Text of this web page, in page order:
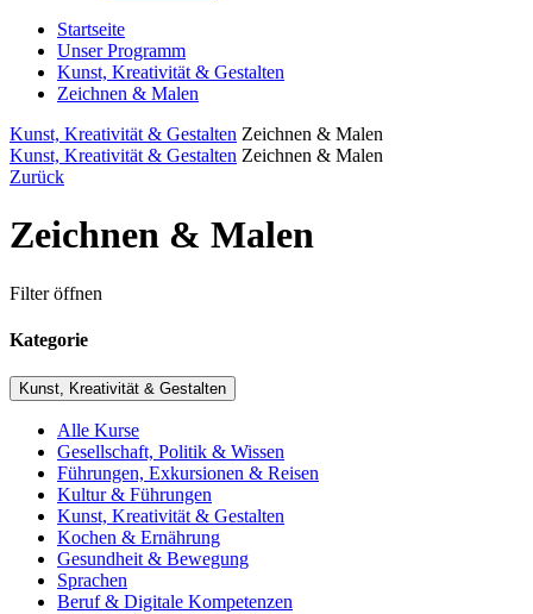
Startseite
Unser Programm
Kunst, Kreativität & Gestalten
Zeichnen & Malen
Kunst, Kreativität & Gestalten Zeichnen & Malen
Kunst, Kreativität & Gestalten Zeichnen & Malen
Zurück
Zeichnen & Malen
Filter öffnen
Kategorie
Kunst, Kreativität & Gestalten
Alle Kurse
Gesellschaft, Politik & Wissen
Führungen, Exkursionen & Reisen
Kultur & Führungen
Kunst, Kreativität & Gestalten
Kochen & Ernährung
Gesundheit & Bewegung
Sprachen
Beruf & Digitale Kompetenzen